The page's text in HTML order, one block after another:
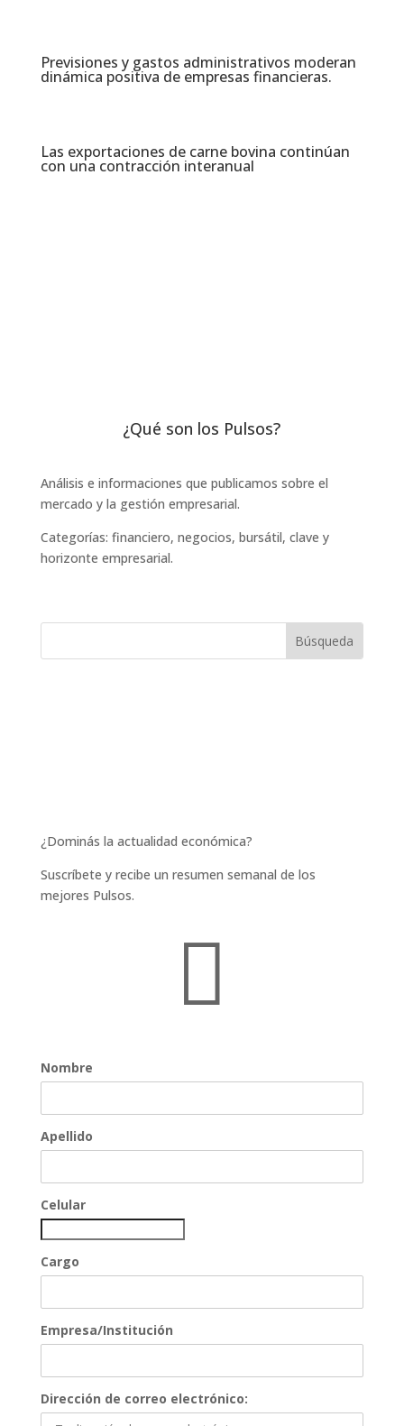
Previsiones y gastos administrativos moderan
dinámica positiva de empresas financieras​.
Las exportaciones de carne bovina continúan
con una contracción interanual
¿Qué son los Pulsos?
Análisis e informaciones que publicamos sobre el
mercado y la gestión empresarial.
Categorías: financiero, negocios, bursátil, clave y
horizonte empresarial.
¿Dominás la actualidad económica?
Suscríbete y recibe un resumen semanal de los
mejores Pulsos.

Nombre
Apellido
Celular
Cargo
Empresa/Institución
Dirección de correo electrónico: